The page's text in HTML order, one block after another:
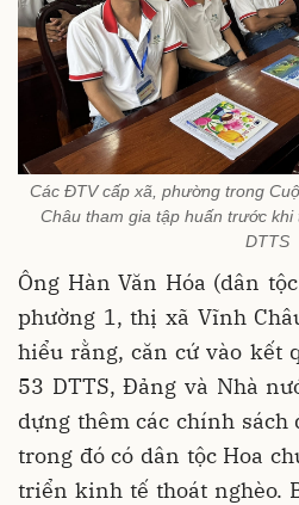
Các ĐTV cấp xã, phường trong
Châu tham gia tập huấn trước
DTTS
Ông Hàn Văn Hóa (dân
phường 1, thị xã Vĩnh
hiểu rằng, căn cứ vào kết
53 DTTS, Đảng và Nhà
dựng thêm các chính sách
trong đó có dân tộc Hoa
triển kinh tế thoát nghèo.